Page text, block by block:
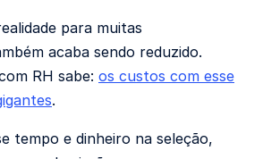
ealidade para muitas
acaba sendo reduzido.
RH sabe: os custos com esse
.
tempo e dinheiro na seleção,